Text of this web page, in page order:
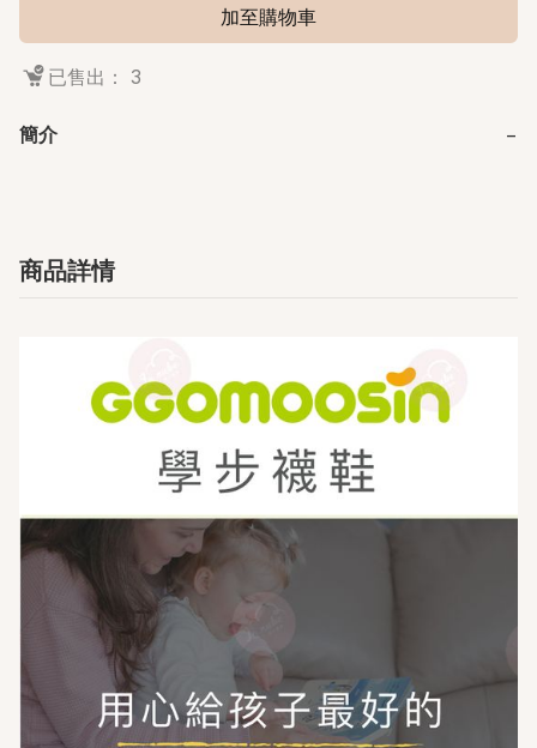
加至購物車
已售出： 3
簡介 −
商品詳情